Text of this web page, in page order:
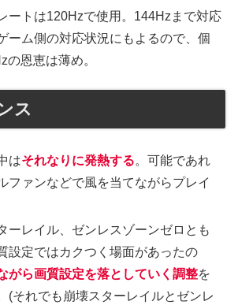
ートは120Hzで使用。144Hzまで対応
ーム側の対応状況にもよるので、個
の恩恵は薄め。
ス
はそれなりに発熱する。可能であれ
ファンなどで風を当てながらプレイ
ーレイル、ゼンレスゾーンゼロとも
設定ではカクつく場面があったの
がら画質設定を落としていく調整を
(それでも崩壊スターレイルとゼンレ